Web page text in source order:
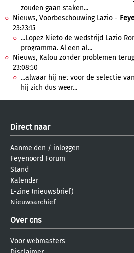
zouden gaan staken...
Nieuws, Voorbeschouwing Lazio -
23:23:15
...Lopez Nieto de wedstrijd Lazio
programma. Alleen al...
Nieuws, Kalou zonder problemen
23:08:30
...alwaar hij net voor de selectie van
hij zich dus weer...
Direct naar
Aanmelden / inloggen
Feyenoord Forum
Stand
Kalender
E-zine (nieuwsbrief)
Nieuwsarchief
Over ons
Voor webmasters